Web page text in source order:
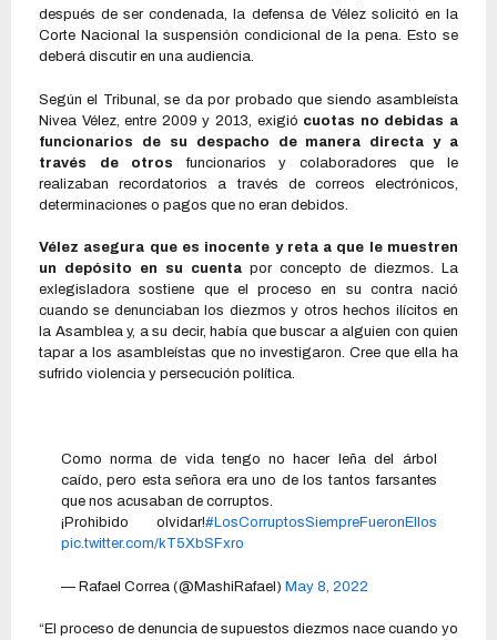
después de ser condenada, la defensa de Vélez solicitó en la
Corte Nacional la suspensión condicional de la pena. Esto se
deberá discutir en una audiencia.
Según el Tribunal, se da por probado que siendo asambleísta
Nivea Vélez, entre 2009 y 2013, exigió cuotas no debidas a
funcionarios de su despacho de manera directa y a
través de otros funcionarios y colaboradores que le
realizaban recordatorios a través de correos electrónicos,
determinaciones o pagos que no eran debidos.
Vélez asegura que es inocente y reta a que le muestren
un depósito en su cuenta por concepto de diezmos. La
exlegisladora sostiene que el proceso en su contra nació
cuando se denunciaban los diezmos y otros hechos ilícitos en
la Asamblea y, a su decir, había que buscar a alguien con quien
tapar a los asambleístas que no investigaron. Cree que ella ha
sufrido violencia y persecución política.
Como norma de vida tengo no hacer leña del árbol
caído, pero esta señora era uno de los tantos farsantes
que nos acusaban de corruptos.
¡Prohibido olvidar!#LosCorruptosSiempreFueronEllos
pic.twitter.com/kT5XbSFxro
— Rafael Correa (@MashiRafael) May 8, 2022
“El proceso de denuncia de supuestos diezmos nace cuando yo